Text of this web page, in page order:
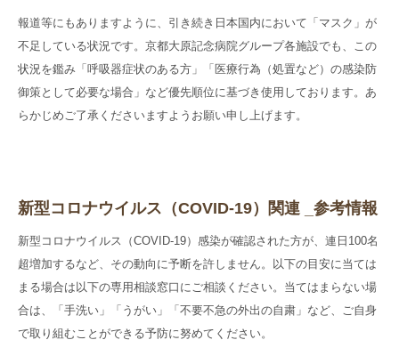
報道等にもありますように、引き続き日本国内において「マスク」が
不足している状況です。京都大原記念病院グループ各施設でも、この
状況を鑑み「呼吸器症状のある方」「医療行為（処置など）の感染防
御策として必要な場合」など優先順位に基づき使用しております。あ
らかじめご了承くださいますようお願い申し上げます。
新型コロナウイルス（COVID-19）関連 _参考情報
新型コロナウイルス（COVID-19）感染が確認された方が、連日100名
超増加するなど、その動向に予断を許しません。以下の目安に当ては
まる場合は以下の専用相談窓口にご相談ください。当てはまらない場
合は、「手洗い」「うがい」「不要不急の外出の自粛」など、ご自身
で取り組むことができる予防に努めてください。